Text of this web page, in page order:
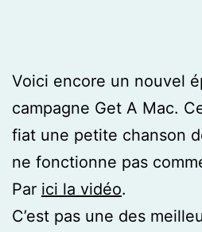
Voici encore un nouvel
campagne Get A Mac.
fiat une petite chanson
ne fonctionne pas
Par ici la vidéo.
C’est pas une des